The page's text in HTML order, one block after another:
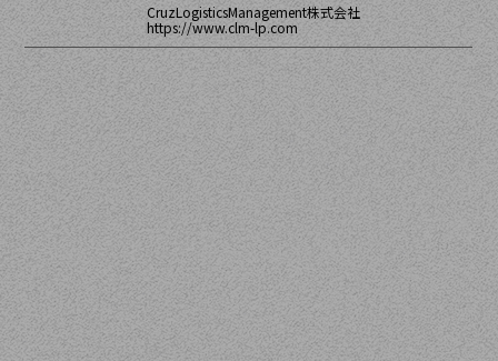
CruzLogisticsManagement株式会社
https://www.clm-lp.com